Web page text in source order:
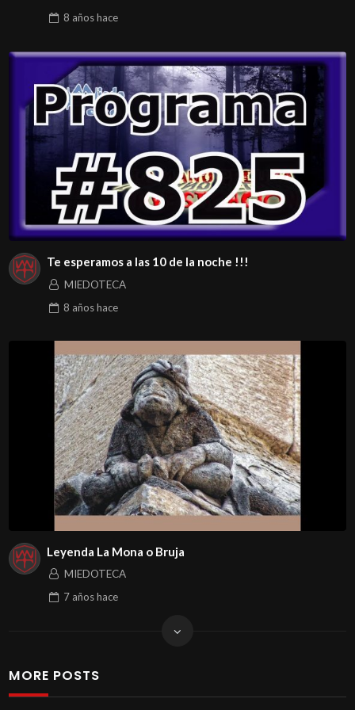
8 añoshace
Te esperamos a las 10 de la noche !!!
MIEDOTECA
8 añoshace
Leyenda La Mona o Bruja
MIEDOTECA
7 añoshace
MORE POSTS